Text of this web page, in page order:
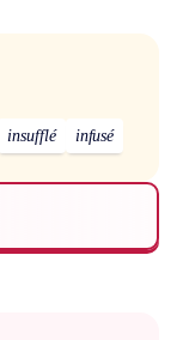
insufflé infusé